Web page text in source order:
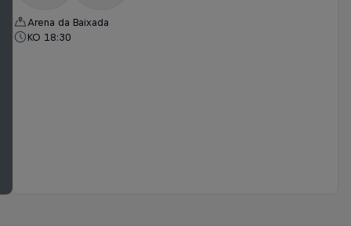
Arena da Baixada
KO 18:30